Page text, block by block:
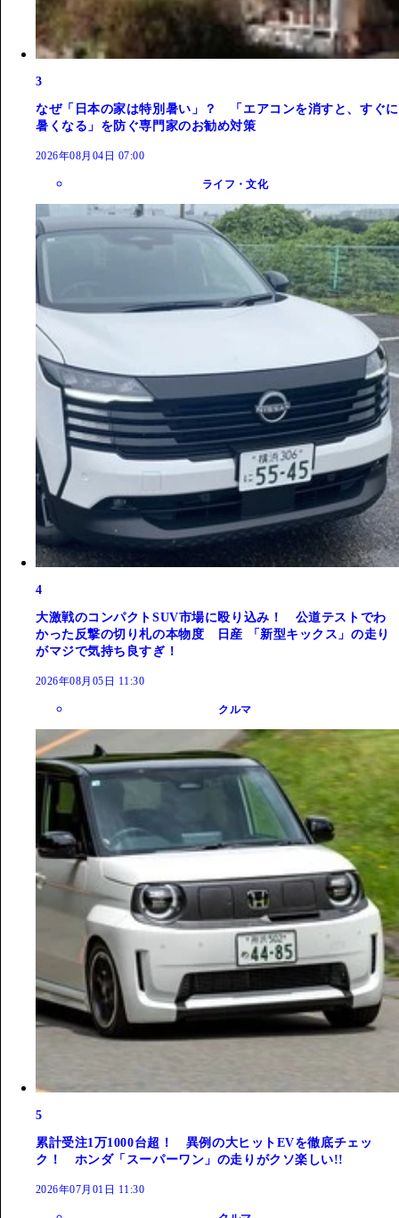
3
なぜ「日本の家は特別暑い」？ 「エアコンを消すと、すぐに
暑くなる」を防ぐ専門家のお勧め対策
2026年08月04日 07:00
ライフ・文化
4
大激戦のコンパクトSUV市場に殴り込み！ 公道テストでわ
かった反撃の切り札の本物度 日産 「新型キックス」の走り
がマジで気持ち良すぎ！
2026年08月05日 11:30
クルマ
5
累計受注1万1000台超！ 異例の大ヒットEVを徹底チェッ
ク！ ホンダ「スーパーワン」の走りがクソ楽しい!!
2026年07月01日 11:30